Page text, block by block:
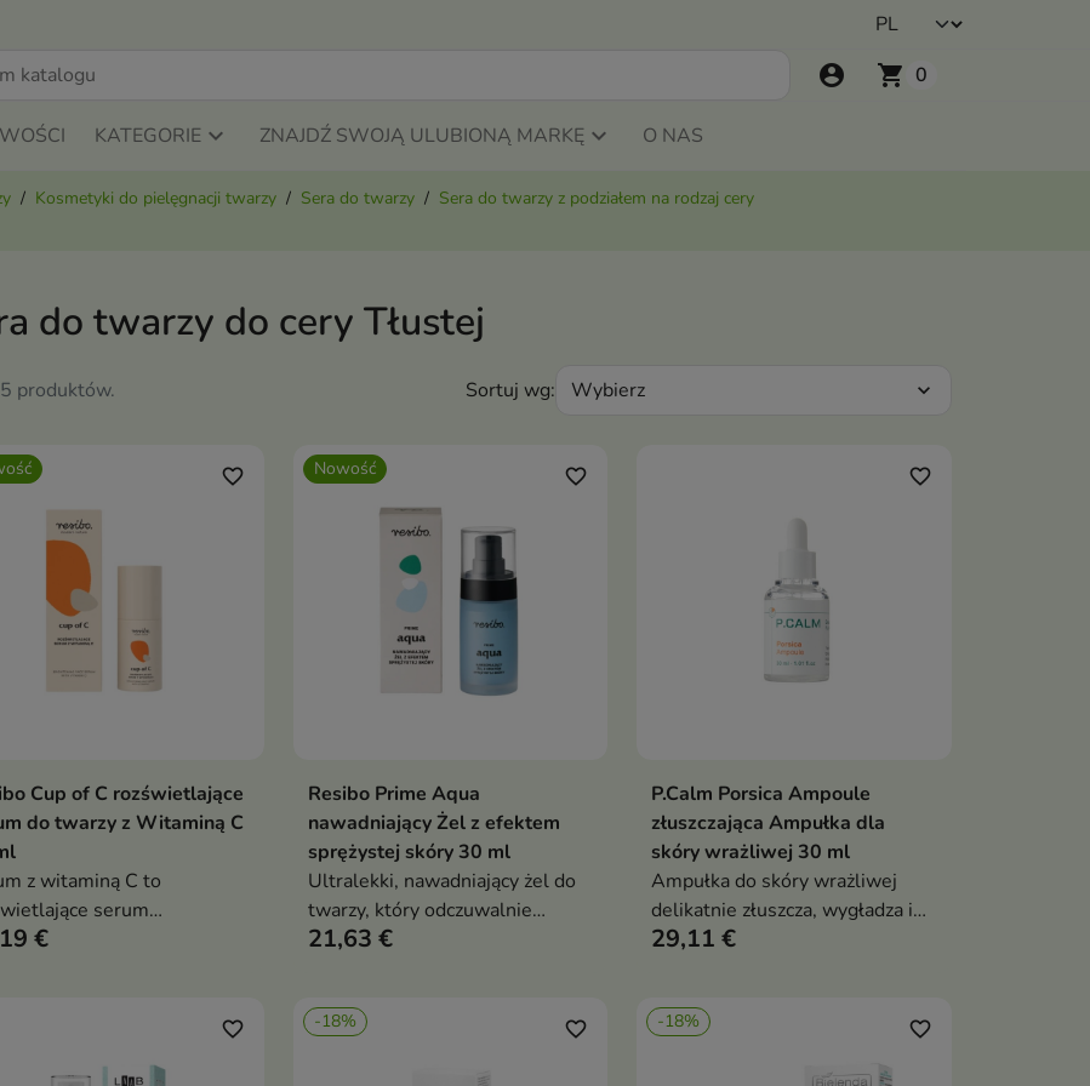
account_circle shopping_cart 0
KATEGORIE ZNAJDŹ SWOJĄ ULUBIONĄ MARKĘ O NAS
Kosmetyki do pielęgnacji twarzy Sera do twarzy
Sera do twarzy z podziałem na rodzaj cery
do twarzy do cery Tłustej
produktów. Sortuj wg: Wybierz expand_more
 Dodaj do koszyka
favorite_border
Cup of C rozświetlające
do twarzy z Witaminą C
z witaminą C to
serum
na dzień, które
€
Nowość
Dodaj do koszyka
favorite_border
Resibo Prime Aqua
nawadniający Żel z efektem
sprężystej skóry 30 ml
Ultralekki, nawadniający żel do
twarzy, który odczuwalnie
nawilża, subtelnie napina i
ekstraktem z mikroalgi,
21,63 €
Dodaj do koszyka
favorite_border
P.Calm Porsica Ampoule
złuszczająca Ampułka dla
skóry wrażliwej 30 ml
Ampułka do skóry wrażliwej
delikatnie złuszcza, wygładza i
wspiera oczyszczanie porów.
niacynamidem, retinolem,
29,11 €
favorite_border -18% favorite_border -18% favorite_border